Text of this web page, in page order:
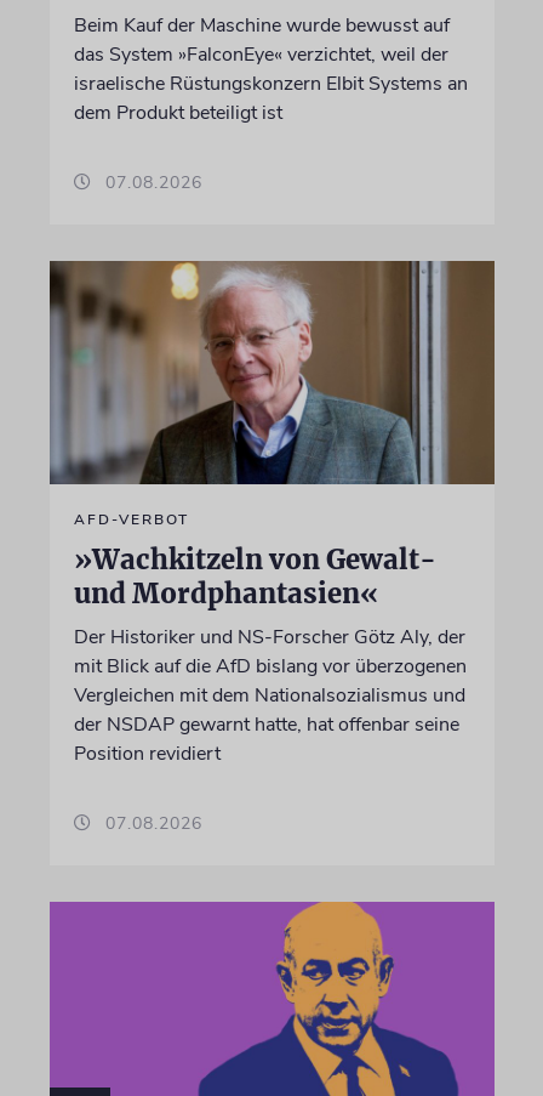
Beim Kauf der Maschine wurde bewusst auf
das System »FalconEye« verzichtet, weil der
israelische Rüstungskonzern Elbit Systems an
dem Produkt beteiligt ist
07.08.2026
AFD-VERBOT
»Wachkitzeln von Gewalt-
und Mordphantasien«
Der Historiker und NS-Forscher Götz Aly, der
mit Blick auf die AfD bislang vor überzogenen
Vergleichen mit dem Nationalsozialismus und
der NSDAP gewarnt hatte, hat offenbar seine
Position revidiert
07.08.2026